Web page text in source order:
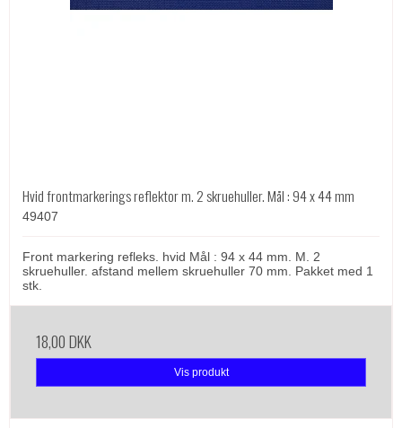
Hvid frontmarkerings reflektor m. 2 skruehuller. Mål : 94 x 44 mm
49407
Front markering refleks. hvid Mål : 94 x 44 mm. M. 2
skruehuller. afstand mellem skruehuller 70 mm. Pakket med 1
stk.
18,00 DKK
Vis produkt